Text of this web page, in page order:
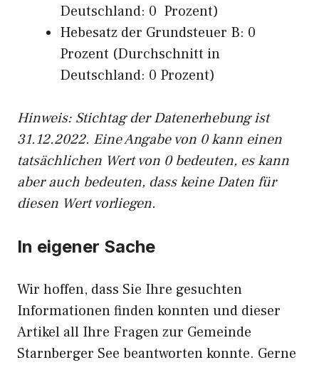
Deutschland: 0 Prozent)
Hebesatz der Grundsteuer B: 0
Prozent (Durchschnitt in
Deutschland: 0 Prozent)
Hinweis: Stichtag der Datenerhebung ist
31.12.2022. Eine Angabe von 0 kann einen
tatsächlichen Wert von 0 bedeuten, es kann
aber auch bedeuten, dass keine Daten für
diesen Wert vorliegen.
In eigener Sache
Wir hoffen, dass Sie Ihre gesuchten
Informationen finden konnten und dieser
Artikel all Ihre Fragen zur Gemeinde
Starnberger See beantworten konnte. Gerne